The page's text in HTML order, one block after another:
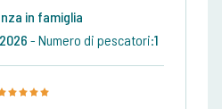
in famiglia
- Numero di pescatori:1